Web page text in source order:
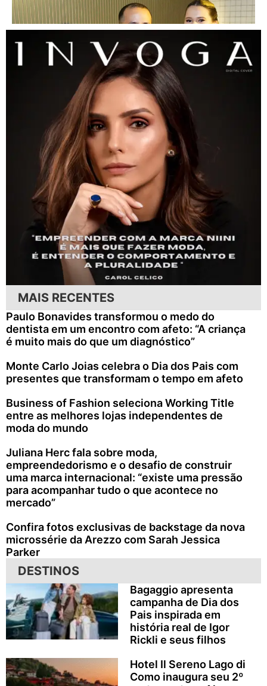
MAIS RECENTES
Paulo Bonavides transformou o medo do
dentista em um encontro com afeto: “A criança
é muito mais do que um diagnóstico”
Monte Carlo Joias celebra o Dia dos Pais com
presentes que transformam o tempo em afeto
Business of Fashion seleciona Working Title
entre as melhores lojas independentes de
moda do mundo
Juliana Herc fala sobre moda,
empreendedorismo e o desafio de construir
uma marca internacional: “existe uma pressão
para acompanhar tudo o que acontece no
mercado”
Confira fotos exclusivas de backstage da nova
microssérie da Arezzo com Sarah Jessica
Parker
DESTINOS
Bagaggio apresenta
campanha de Dia dos
Pais inspirada em
história real de Igor
Rickli e seus filhos
Hotel Il Sereno Lago di
Como inaugura seu 2º